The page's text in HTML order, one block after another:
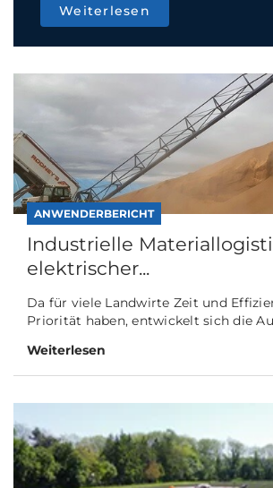
Weiterlesen
ANWENDERBERICHT
Industrielle
elektrischer...
Da für viele Landwirte Zeit und
Priorität haben, entwickelt sich die
Weiterlesen